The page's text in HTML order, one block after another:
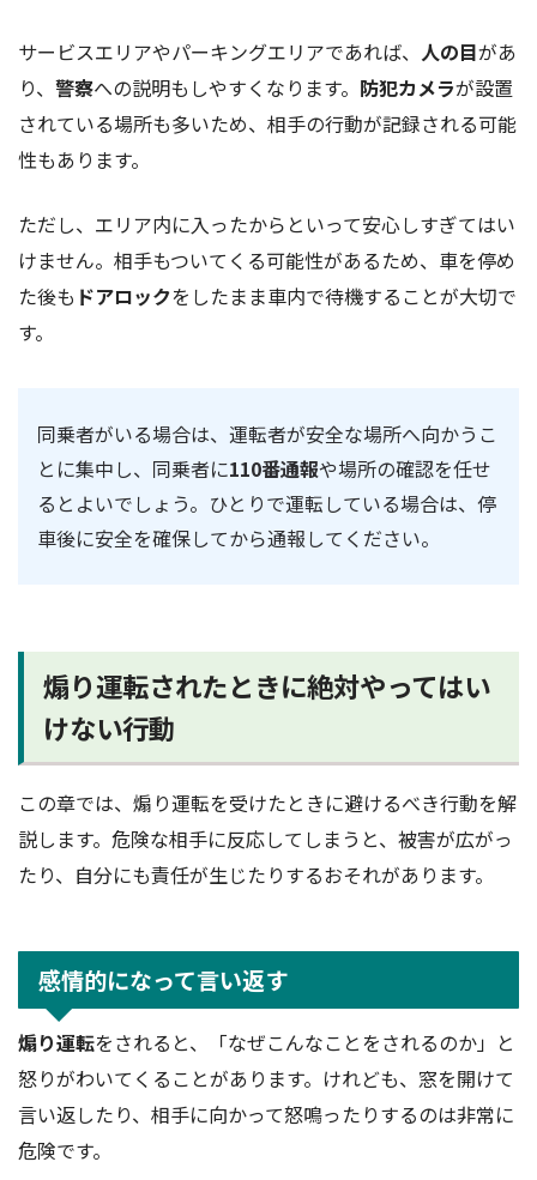
サービスエリアやパーキングエリアであれば、 人の目があ
り、 警察への説明もしやすくなります。 防犯カメラが設置
されている場所も多いため、相手の行動が記録される可能
性もあります。
ただし、エリア内に入ったからといって安心しすぎてはい
けません。相手もついてくる可能性があるため、車を停め
た後も ドアロックをしたまま車内で待機することが大切で
す。
同乗者がいる場合は、運転者が安全な場所へ向かうこ
とに集中し、同乗者に110番通報や場所の確認を任せ
るとよいでしょう。ひとりで運転している場合は、停
車後に安全を確保してから通報してください。
煽り運転されたときに絶対やってはい
けない行動
この章では、煽り運転を受けたときに避けるべき行動を解
説します。危険な相手に反応してしまうと、被害が広がっ
たり、自分にも責任が生じたりするおそれがあります。
感情的になって言い返す
煽り運転をされると、「なぜこんなことをされるのか」と
怒りがわいてくることがあります。けれども、窓を開けて
言い返したり、相手に向かって怒鳴ったりするのは非常に
危険です。